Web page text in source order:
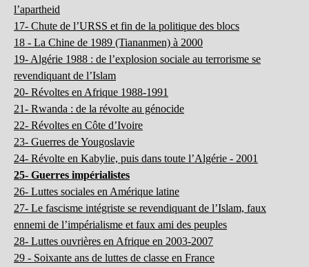
l’apartheid
17- Chute de l’URSS et fin de la politique des blocs
18 - La Chine de 1989 (Tiananmen) à 2000
19- Algérie 1988 : de l’explosion sociale au terrorisme se
revendiquant de l’Islam
20- Révoltes en Afrique 1988-1991
21- Rwanda : de la révolte au génocide
22- Révoltes en Côte d’Ivoire
23- Guerres de Yougoslavie
24- Révolte en Kabylie, puis dans toute l’Algérie - 2001
25- Guerres impérialistes
26- Luttes sociales en Amérique latine
27- Le fascisme intégriste se revendiquant de l’Islam, faux
ennemi de l’impérialisme et faux ami des peuples
28- Luttes ouvrières en Afrique en 2003-2007
29 - Soixante ans de luttes de classe en France